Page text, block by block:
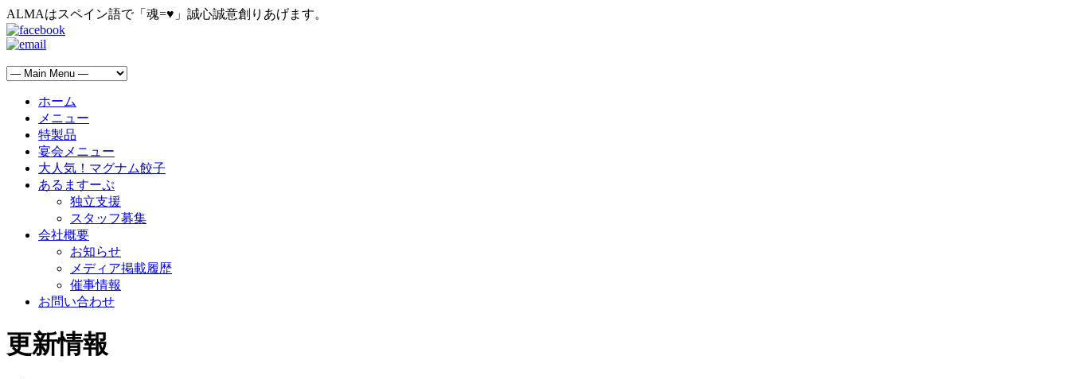
ALMAはスペイン語で「魂=♥」誠心誠意創りあげます。
ホーム
メニュー
特製品
宴会メニュー
大人気！マグナム餃子
あるますーぷ
独立支援
スタッフ募集
会社概要
お知らせ
メディア掲載履歴
催事情報
お問い合わせ
更新情報